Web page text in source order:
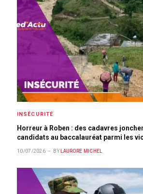
INSÉCURITÉ
Horreur à Roben : des cadavres
candidats au baccalauréat parmi les
10/07/2026 BY LAURORE MICHEL